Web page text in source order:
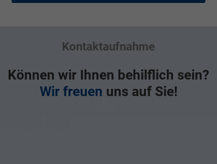
Kontaktaufnahme
Können wir Ihnen behilflich sein?
Wir freuen uns auf Sie!